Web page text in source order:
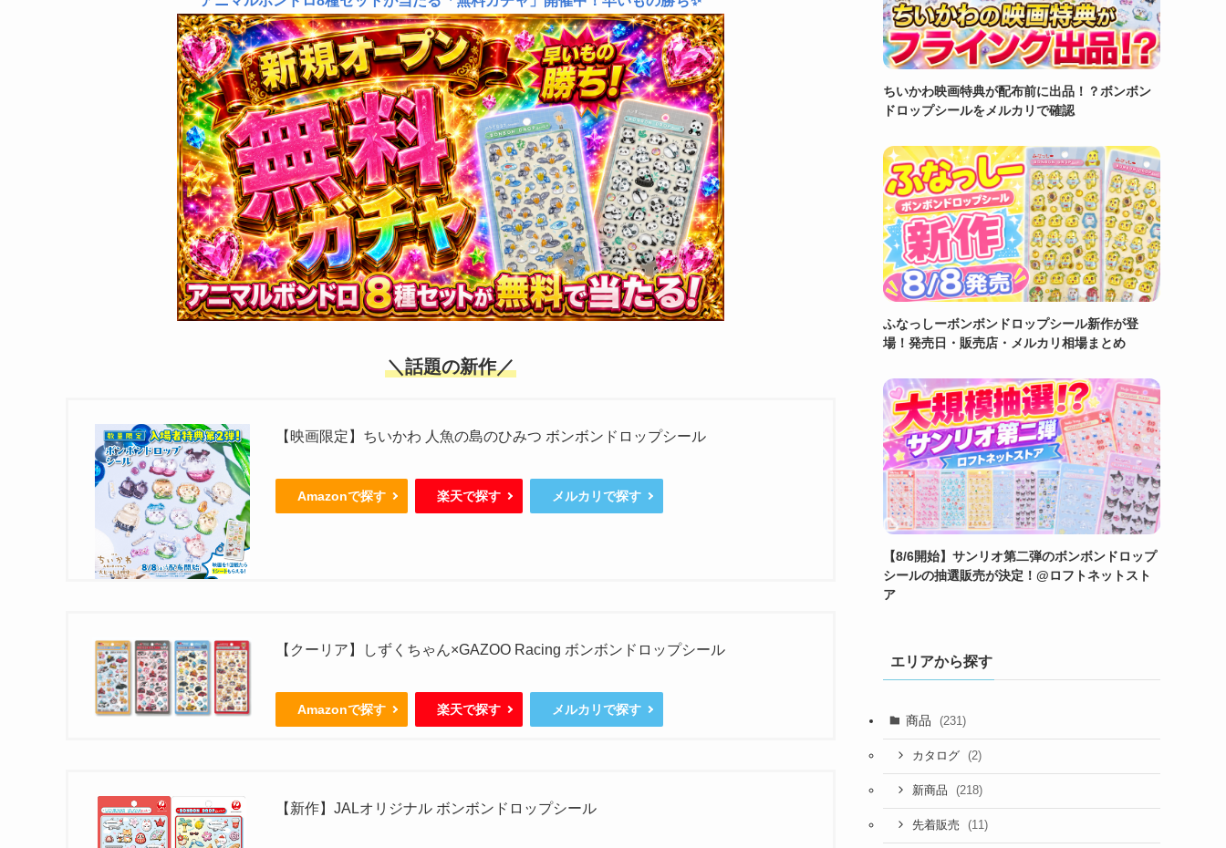
＼話題の新作／
【映画限定】ちいかわ 人魚の島のひみつ ボンボンドロップシール
Amazonで探す 楽天で探す メルカリで探す
【クーリア】しずくちゃん×GAZOO Racing ボンボンドロップシール
Amazonで探す 楽天で探す メルカリで探す
【新作】JALオリジナル ボンボンドロップシール
ちいかわ映画特典が配布前に出品！？ボンボン
ドロップシールをメルカリで確認
ふなっしーボンボンドロップシール新作が登
場！発売日・販売店・メルカリ相場まとめ
【8/6開始】サンリオ第二弾のボンボンドロップ
シールの抽選販売が決定！@ロフトネットスト
ア
エリアから探す
商品 (231)
カタログ (2)
新商品 (218)
先着販売 (11)